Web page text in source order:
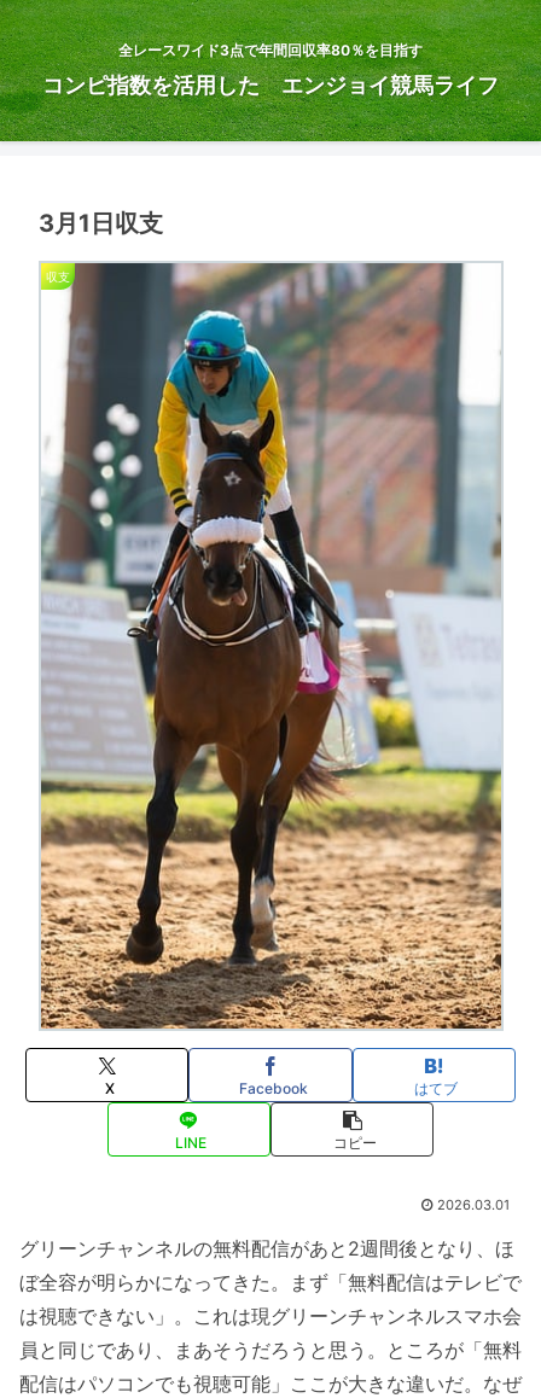
全レースワイド3点で年間回収率80％を目指す
コンピ指数を活用した エンジョイ競馬ライフ
3月1日収支
収支
X Facebook はてブ
LINE コピー
2026.03.01
グリーンチャンネルの無料配信があと2週間後となり、ほ
ぼ全容が明らかになってきた。まず「無料配信はテレビで
は視聴できない」。これは現グリーンチャンネルスマホ会
員と同じであり、まあそうだろうと思う。ところが「無料
配信はパソコンでも視聴可能」ここが大きな違いだ。なぜ